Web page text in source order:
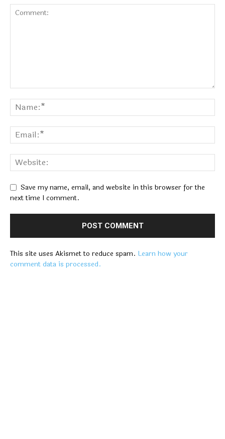
Save my name, email, and website in this browser for the
next time I comment.
This site uses Akismet to reduce spam. Learn how your
comment data is processed.